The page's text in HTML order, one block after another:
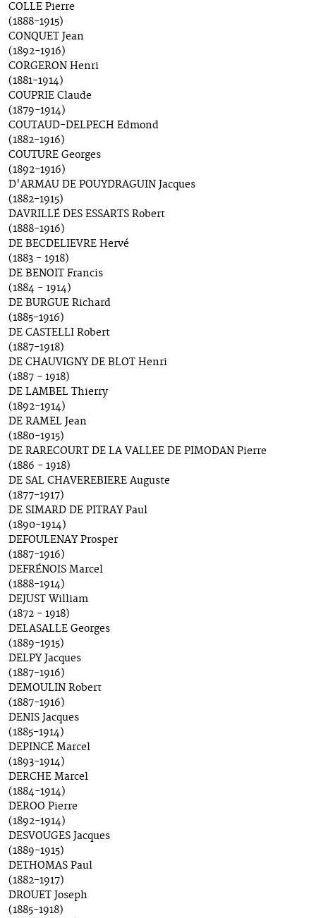
COLLE Pierre
(1888-1915)
CONQUET Jean
(1892-1916)
CORGERON Henri
(1881-1914)
COUPRIE Claude
(1879-1914)
COUTAUD-DELPECH Edmond
(1882-1916)
COUTURE Georges
(1892-1916)
D'ARMAU DE POUYDRAGUIN Jacques
(1882-1915)
DAVRILLÉ DES ESSARTS Robert
(1888-1916)
DE BECDELIEVRE Hervé
(1883 - 1918)
DE BENOIT Francis
(1884 - 1914)
DE BURGUE Richard
(1885-1916)
DE CASTELLI Robert
(1887-1918)
DE CHAUVIGNY DE BLOT Henri
(1887 - 1918)
DE LAMBEL Thierry
(1892-1914)
DE RAMEL Jean
(1880-1915)
DE RARECOURT DE LA VALLEE DE PIMODAN Pierre
(1886 - 1918)
DE SAL CHAVEREBIERE Auguste
(1877-1917)
DE SIMARD DE PITRAY Paul
(1890-1914)
DEFOULENAY Prosper
(1887-1916)
DEFRÉNOIS Marcel
(1888-1914)
DEJUST William
(1872 - 1918)
DELASALLE Georges
(1889-1915)
DELPY Jacques
(1887-1916)
DEMOULIN Robert
(1887-1916)
DENIS Jacques
(1885-1914)
DEPINCÉ Marcel
(1893-1914)
DERCHE Marcel
(1884-1914)
DEROO Pierre
(1892-1914)
DESVOUGES Jacques
(1889-1915)
DETHOMAS Paul
(1882-1917)
DROUET Joseph
(1885-1918)